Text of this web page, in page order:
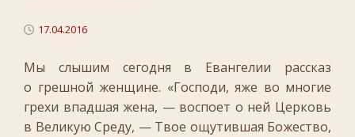
17.04.2016
Мы слышим сегодня в Евангелии рассказ
о грешной женщине. «Господи, яже во многие
грехи впадшая жена, — воспоет о ней Церковь
в Великую Среду, — Твое ощутившая Божество,